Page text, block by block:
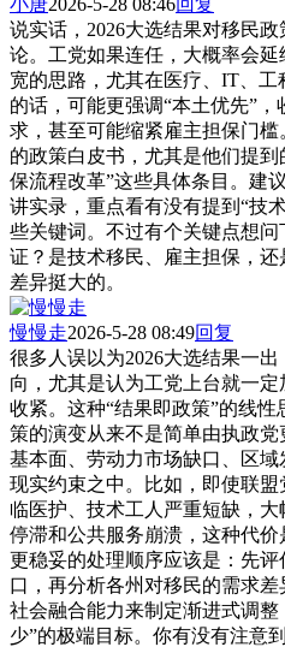
说实话，2026大选结果对移民
论。工党如果连任，大概率会
宽的思路，尤其在医疗、IT、
的话，可能更强调“本土优先”
求，甚至可能缩紧雇主担保门
的政策白皮书，尤其是他们提到
保流程改革”这些具体条目。建
讲实录，重点看有没有提到“技
些关键词。不过有个关键点想
证？是技术移民、雇主担保，
差异挺大的。
慢慢走2026-5-28 08:49回复
很多人误以为2026大选结果一
向，尤其是认为工党上台就一
收紧。这种“结果即政策”的线
策的演变从来不是简单由执政
基本面、劳动力市场缺口、区
现实约束之中。比如，即使联
临医护、技术工人严重短缺，
停滞和公共服务崩溃，这种代价
更稳妥的处理顺序应该是：先
口，再分析各州对移民的需求
社会融合能力来制定渐进式调
少”的极端目标。你有没有注意